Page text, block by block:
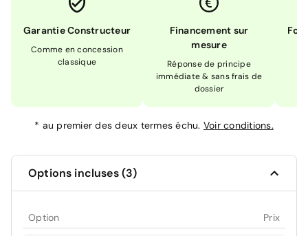
Garantie Constructeur
Comme en concession
classique
Financement sur
mesure
Réponse de principe
immédiate & sans frais de
dossier
* au premier des deux termes échu. Voir conditions.
Options incluses (3)
Option Prix